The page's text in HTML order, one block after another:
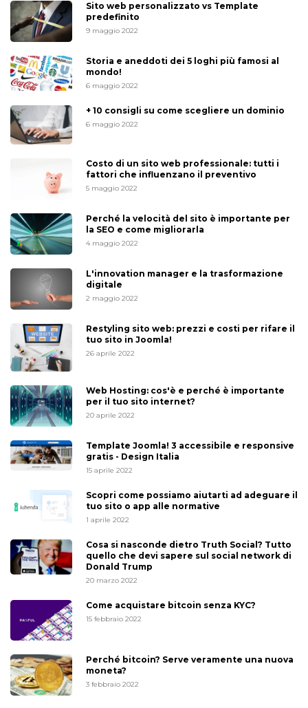
Sito web personalizzato vs Template
predefinito
9 maggio 2022
Storia e aneddoti dei 5 loghi più famosi al
mondo!
6 maggio 2022
+ 10 consigli su come scegliere un dominio
6 maggio 2022
Costo di un sito web professionale: tutti i
fattori che influenzano il preventivo
5 maggio 2022
Perché la velocità del sito è importante per
la SEO e come migliorarla
4 maggio 2022
L'innovation manager e la trasformazione
digitale
2 maggio 2022
Restyling sito web: prezzi e costi per rifare il
tuo sito in Joomla!
26 aprile 2022
Web Hosting: cos'è e perché è importante
per il tuo sito internet?
20 aprile 2022
Template Joomla! 3 accessibile e responsive
gratis - Design Italia
15 aprile 2022
Scopri come possiamo aiutarti ad adeguare il
tuo sito o app alle normative
1 aprile 2022
Cosa si nasconde dietro Truth Social? Tutto
quello che devi sapere sul social network di
Donald Trump
20 marzo 2022
Come acquistare bitcoin senza KYC?
15 febbraio 2022
Perché bitcoin? Serve veramente una nuova
moneta?
3 febbraio 2022